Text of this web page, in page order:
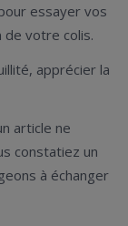
essayer vos
votre colis.
apprécier la
article ne
constatiez un
à échanger